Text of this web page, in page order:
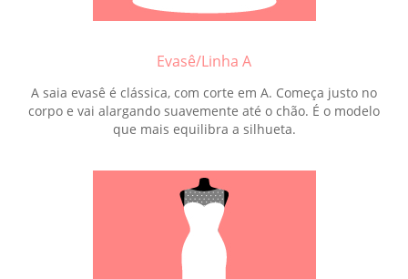
Evasê/Linha A
A saia evasê é clássica, com corte em A. Começa justo no
corpo e vai alargando suavemente até o chão. É o modelo
que mais equilibra a silhueta.